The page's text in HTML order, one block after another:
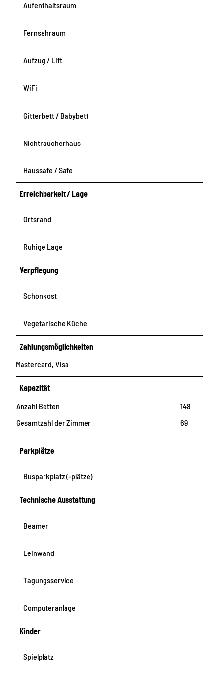
Aufenthaltsraum
Fernsehraum
Aufzug / Lift
WiFi
Gitterbett / Babybett
Nichtraucherhaus
Haussafe / Safe
Erreichbarkeit / Lage
Ortsrand
Ruhige Lage
Verpflegung
Schonkost
Vegetarische Küche
Zahlungsmöglichkeiten
Mastercard, Visa
Kapazität
Anzahl Betten
148
Gesamtzahl der Zimmer
69
Parkplätze
Busparkplatz (-plätze)
Technische Ausstattung
Beamer
Leinwand
Tagungsservice
Computeranlage
Kinder
Spielplatz